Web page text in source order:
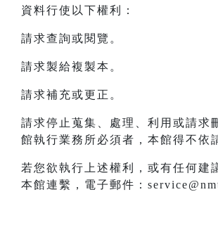
資料行使以下權利：
請求查詢或閱覽。
請求製給複製本。
請求補充或更正。
請求停止蒐集、處理、利用或請求
館執行業務所必須者，本館得不依
若您欲執行上述權利，或有任何建
本館連繫，電子郵件：